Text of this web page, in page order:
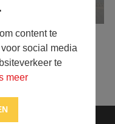
content te
social media
te
meer
